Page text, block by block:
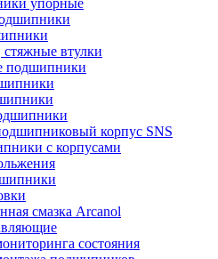
упорные
стяжные втулки
подшипники
корпус SNS
с корпусами
смазка Arcanol
состояния